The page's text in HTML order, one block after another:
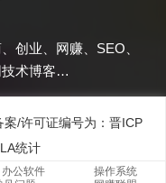
创业、网赚、SEO、
技术博客…
/许可证编号为： 晋ICP
统计
办公软件
操作系统